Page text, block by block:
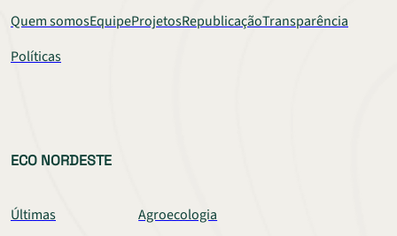
Quem somosEquipeProjetosRepublicaçãoTransparência
Políticas
ECO NORDESTE
Últimas
Agroecologia